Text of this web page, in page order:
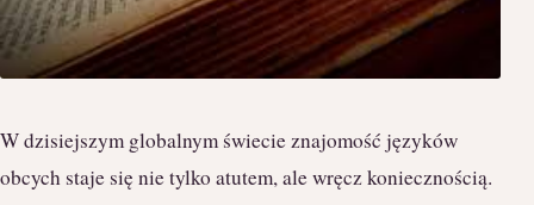
W dzisiejszym globalnym świecie znajomość języków
obcych staje się nie tylko atutem, ale wręcz koniecznością.